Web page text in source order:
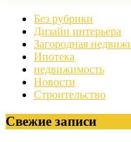
Без рубрики
Дизайн интерьера
Загородная
Ипотека
недвижимость
Новости
Строительство
Свежие записи